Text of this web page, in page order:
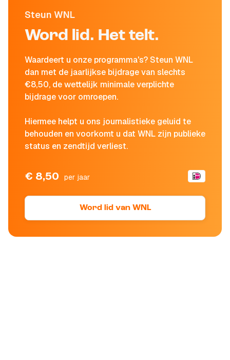
Steun WNL
Word lid. Het telt.
Waardeert u onze programma's? Steun WNL
dan met de jaarlijkse bijdrage van slechts
€8,50, de wettelijk minimale verplichte
bijdrage voor omroepen.
Hiermee helpt u ons journalistieke geluid te
behouden en voorkomt u dat WNL zijn publieke
status en zendtijd verliest.
€ 8,50 per jaar
Word lid van WNL